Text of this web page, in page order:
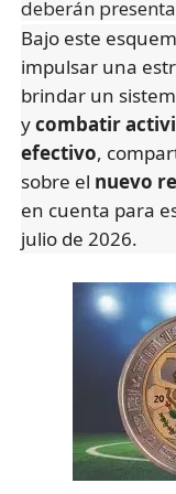
deberán
Bajo este
impulsar una
brindar un
ycombatir
efectivo,
sobre el nuevo
en cuenta para
julio de 2026.